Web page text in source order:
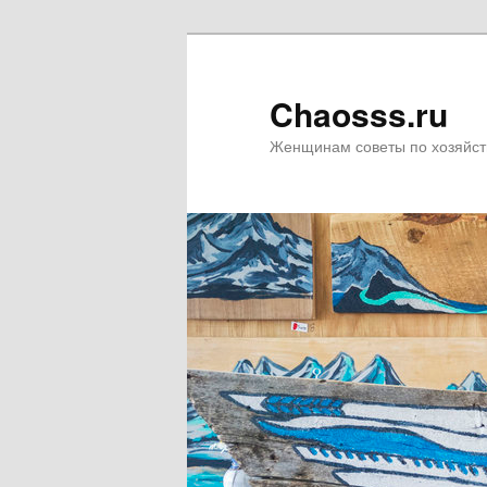
Chaosss.ru
Женщинам советы по